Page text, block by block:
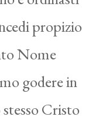
propizio
Nome
godere in
Cristo